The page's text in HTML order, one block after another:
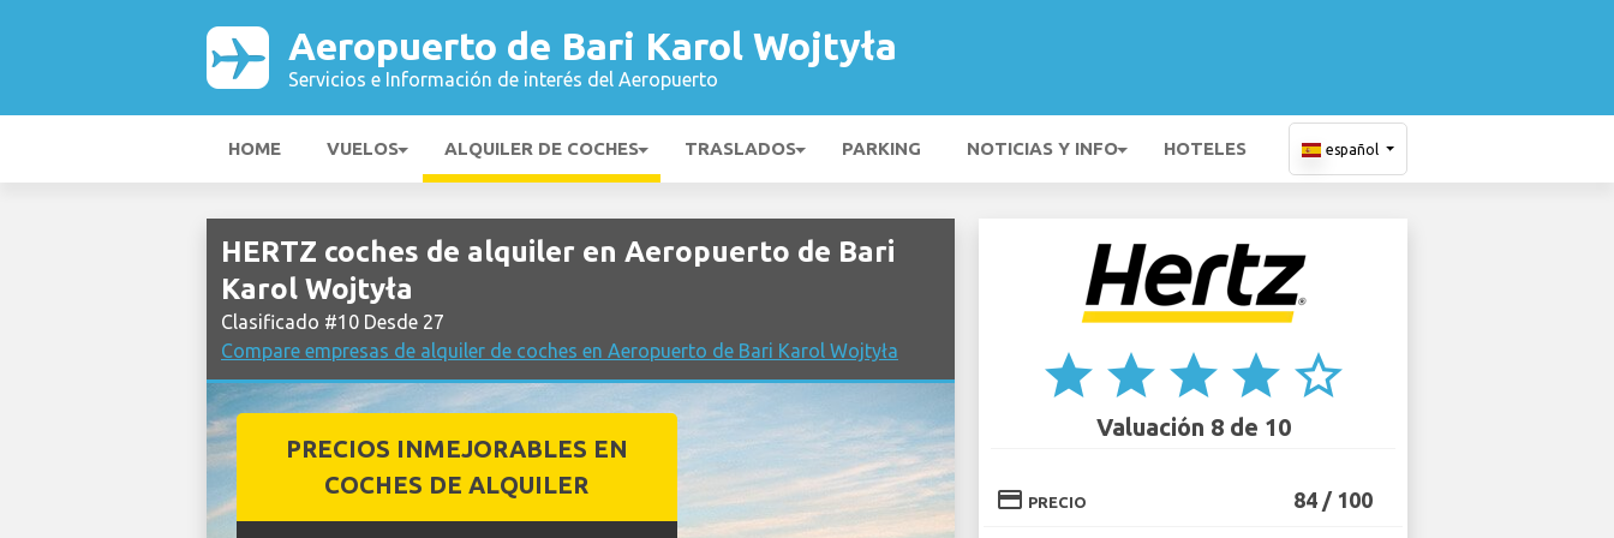
Aeropuerto de Bari Karol Wojtyła
Servicios e Información de interés del Aeropuerto
HOME VUELOS ALQUILER DE COCHES TRASLADOS PARKING NOTICIAS Y INFO HOTELES español
HERTZ coches de alquiler en Aeropuerto de Bari
Karol Wojtyła
Clasificado #10 Desde 27
Compare empresas de alquiler de coches en Aeropuerto de Bari Karol Wojtyła
PRECIOS INMEJORABLES EN
COCHES DE ALQUILER
star star star star star_border
Valuación 8 de 10
credit_card PRECIO 84 / 100